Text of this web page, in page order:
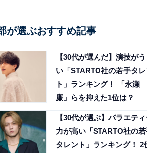
が選ぶおすすめ記事
【30代が選んだ】演技が
い「STARTO社の若手タレ
ト」ランキング！ 「永瀬
廉」らを抑えた1位は？
【30代が選ぶ】バラエテ
力が高い「STARTO社の若
タレント」ランキング！ 2